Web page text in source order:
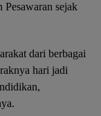
Pesawaran sejak
dari berbagai
hari jadi